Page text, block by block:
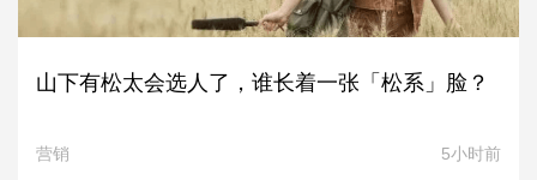
山下有松太会选人了，谁长着一张「松系」脸？
营销 5小时前